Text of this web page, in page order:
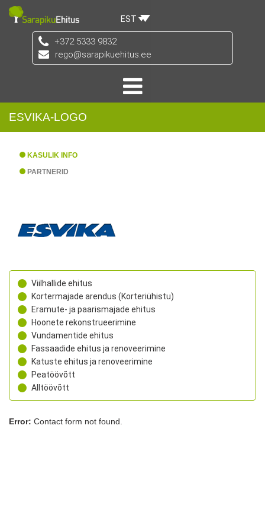
EST
+372 5333 9832
rego@sarapikuehitus.ee
ESVIKA-LOGO
KASULIK INFO
PARTNERID
Viilhallide ehitus
Kortermajade arendus (Korteriühistu)
Eramute- ja paarismajade ehitus
Hoonete rekonstrueerimine
Vundamentide ehitus
Fassaadide ehitus ja renoveerimine
Katuste ehitus ja renoveerimine
Peatöövõtt
Alltöövõtt
Error: Contact form not found.